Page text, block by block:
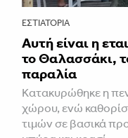
ΕΣΤΙΑΤΌΡΙΑ
Αυτή είναι η
το Θαλασσάκι,
παραλία
Κατακυρώθηκε η
χώρου, ενώ
τιμών σε βασικά